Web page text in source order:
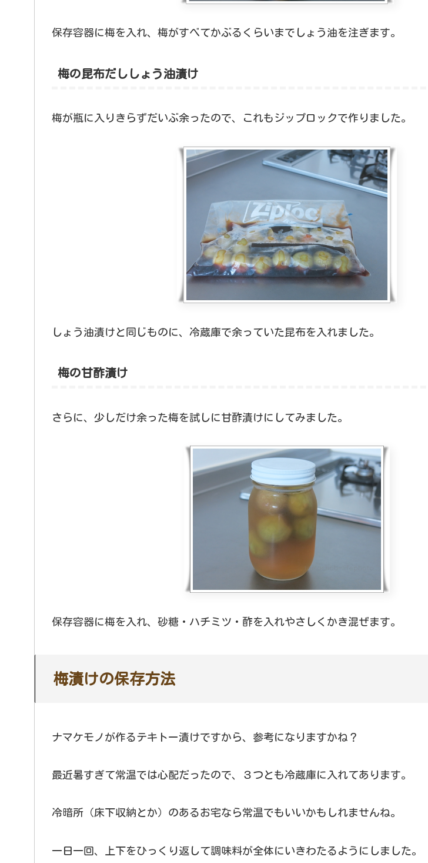
保存容器に梅を入れ、梅がすべてかぶるくらいまでしょう油を注ぎます。
梅の昆布だししょう油漬け
梅が瓶に入りきらずだいぶ余ったので、これもジップロックで作りました。
しょう油漬けと同じものに、冷蔵庫で余っていた昆布を入れました。
梅の甘酢漬け
さらに、少しだけ余った梅を試しに甘酢漬けにしてみました。
保存容器に梅を入れ、砂糖・ハチミツ・酢を入れやさしくかき混ぜます。
梅漬けの保存方法
ナマケモノが作るテキトー漬けですから、参考になりますかね？
最近暑すぎて常温では心配だったので、３つとも冷蔵庫に入れてあります。
冷暗所（床下収納とか）のあるお宅なら常温でもいいかもしれませんね。
一日一回、上下をひっくり返して調味料が全体にいきわたるようにしました。